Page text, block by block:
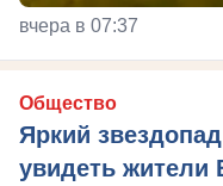
вчера в 07:37
Общество
Яркий
увидеть жители